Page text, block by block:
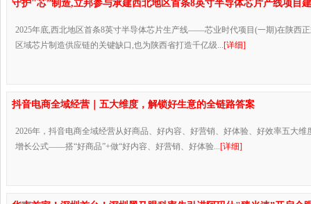
守护"芯”制造,立邦参与承建西北地区首条8英寸半导体芯片产线项目
2025年底,西北地区首条8英寸半导体芯片生产线——芯业时代项目(一期)在陕西
区域芯片制造供应链的关键缺口,也为陕西省打造千亿级...[详细]
抖音电商全域经营｜五大维度，解锁好生意的全链路答案
2026年，抖音电商全域经营从好商品、好内容、好营销、好体验、好效率五大维
增长公式——搭“好商品”+做“好内容、好营销、好体验...[详细]